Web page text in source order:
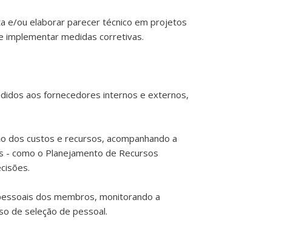
e/ou elaborar parecer técnico em projetos
implementar medidas corretivas.
aos fornecedores internos e externos,
dos custos e recursos, acompanhando a
como o Planejamento de Recursos
dos membros, monitorando a
de seleção de pessoal.